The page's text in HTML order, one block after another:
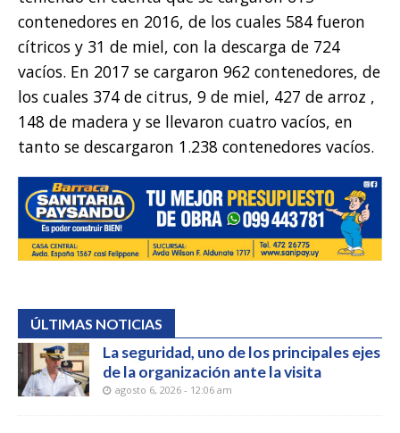
contenedores en 2016, de los cuales 584 fueron
cítricos y 31 de miel, con la descarga de 724
vacíos. En 2017 se cargaron 962 contenedores, de
los cuales 374 de citrus, 9 de miel, 427 de arroz ,
148 de madera y se llevaron cuatro vacíos, en
tanto se descargaron 1.238 contenedores vacíos.
ÚLTIMAS NOTICIAS
La seguridad, uno de los principales ejes
de la organización ante la visita
agosto 6, 2026 - 12:06 am